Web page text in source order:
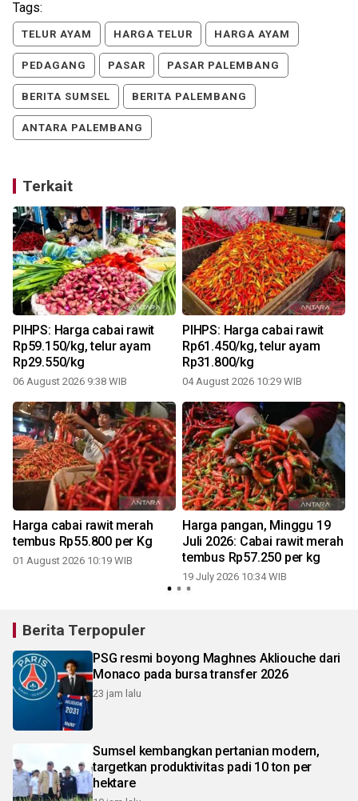
Tags:
TELUR AYAM HARGA TELUR HARGA AYAM
PEDAGANG PASAR PASAR PALEMBANG
BERITA SUMSEL BERITA PALEMBANG
ANTARA PALEMBANG
Terkait
PIHPS: Harga cabai rawit
Rp59.150/kg, telur ayam
Rp29.550/kg
06 August 2026 9:38 WIB
PIHPS: Harga cabai rawit
Rp61.450/kg, telur ayam
Rp31.800/kg
04 August 2026 10:29 WIB
Harga cabai rawit merah
tembus Rp55.800 per Kg
01 August 2026 10:19 WIB
Harga pangan, Minggu 19
Juli 2026: Cabai rawit merah
tembus Rp57.250 per kg
19 July 2026 10:34 WIB
Berita Terpopuler
PSG resmi boyong Maghnes Akliouche dari
Monaco pada bursa transfer 2026
23 jam lalu
Sumsel kembangkan pertanian modern,
targetkan produktivitas padi 10 ton per
hektare